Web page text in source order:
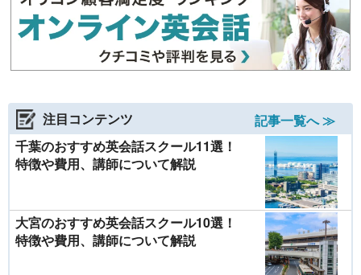
注目コンテンツ
記事一覧へ ≫
千葉のおすすめ英会話スクール11選！
特徴や費用、講師について解説
大宮のおすすめ英会話スクール10選！
特徴や費用、講師について解説